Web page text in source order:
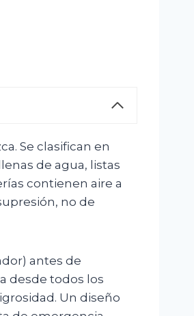
Se clasifican en
de agua, listas
contienen aire a
no de
antes de
desde todos los
Un diseño